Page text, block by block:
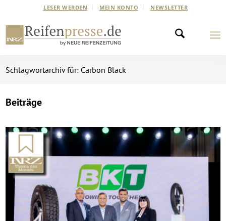
LESER WERDEN MEIN KONTO NEWSLETTER
Schlagwortarchiv für: Carbon Black
Beiträge